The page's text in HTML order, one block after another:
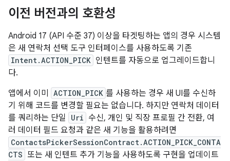
이전 버전과의 호환성
Android 17 (API 수준 37) 이상을 타겟팅하는 앱의 경우 시스템
은 새 연락처 선택 도구 인터페이스를 사용하도록 기존
Intent.ACTION_PICK 인텐트를 자동으로 업그레이드합니
다.
앱에서 이미
ACTION_PICK 를 사용하는 경우 새 UI를 수신하
기 위해 코드를 변경할 필요는 없습니다. 하지만 연락처 데이터
를 쿼리하는 단일
Uri 수신, 개인 및 직장 프로필 간 전환, 여
러 데이터 필드 요청과 같은 새 기능을 활용하려면
ContactsPickerSessionContract.ACTION_PICK_CONTA
CTS 또는 새 인텐트 추가 기능을 사용하도록 구현을 업데이트